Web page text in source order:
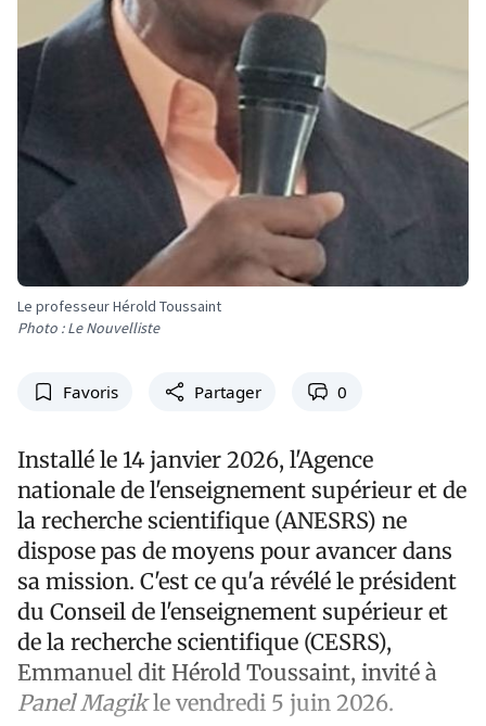
Le professeur Hérold Toussaint
Photo : Le Nouvelliste
Favoris Partager 0
Installé le 14 janvier 2026, l'Agence
nationale de l'enseignement supérieur et de
la recherche scientifique (ANESRS) ne
dispose pas de moyens pour avancer dans
sa mission. C'est ce qu'a révélé le président
du Conseil de l'enseignement supérieur et
de la recherche scientifique (CESRS),
Emmanuel dit Hérold Toussaint, invité à
Panel Magikle vendredi 5 juin 2026.